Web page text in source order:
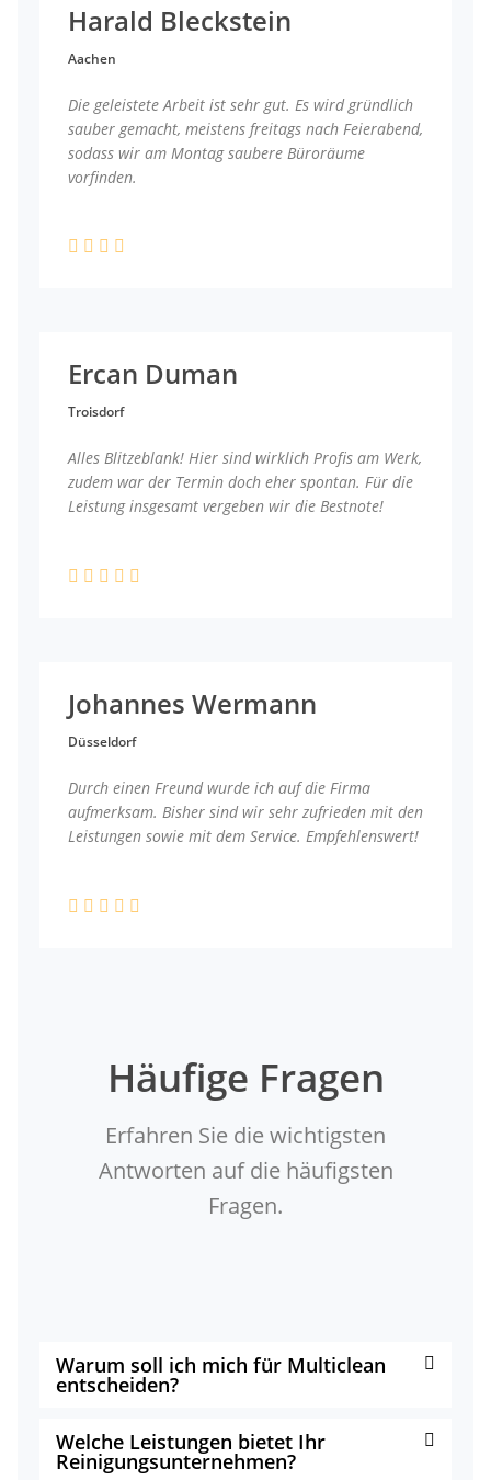
Harald Bleckstein
Aachen
Die geleistete Arbeit ist sehr gut. Es wird gründlich
sauber gemacht, meistens freitags nach Feierabend,
sodass wir am Montag saubere Büroräume
vorfinden.
Ercan Duman
Troisdorf
Alles Blitzeblank! Hier sind wirklich Profis am Werk,
zudem war der Termin doch eher spontan. Für die
Leistung insgesamt vergeben wir die Bestnote!
Johannes Wermann
Düsseldorf
Durch einen Freund wurde ich auf die Firma
aufmerksam. Bisher sind wir sehr zufrieden mit den
Leistungen sowie mit dem Service. Empfehlenswert!
Häufige Fragen
Erfahren Sie die wichtigsten
Antworten auf die häufigsten
Fragen.
Warum soll ich mich für Multiclean
entscheiden?
Welche Leistungen bietet Ihr
Reinigungsunternehmen?